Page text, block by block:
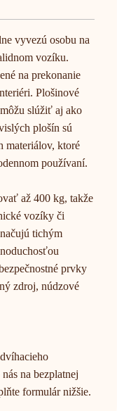
vyvezú osobu na
vozíku.
na prekonanie
Plošinové
slúžiť aj ako
plošín sú
materiálov, ktoré
používaní.
až 400 kg, takže
vozíky či
tichým
prvky
zdroj, núdzové
na bezplatnej
formulár nižšie.